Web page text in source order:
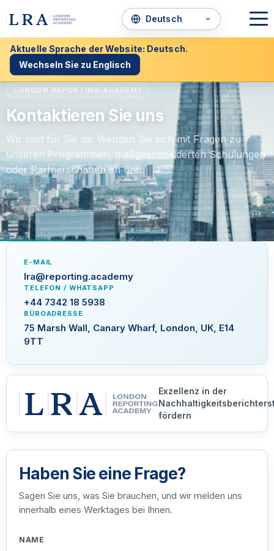
Aktuelle Sprache der Website: Deutsch.
Wechseln Sie zu Englisch
LONDON REPORTING ACADEMY
Kontaktieren Sie uns
Wir sind für Sie da. Wenden Sie sich mit Fragen zu
unseren Programmen, maßgeschneiderten Schulungen
oder Partnerschaften an uns.
E-MAIL
lra@reporting.academy
TELEFON / WHATSAPP
+44 7342 18 5938
BÜROADRESSE
75 Marsh Wall, Canary Wharf, London, UK, E14
9TT
Exzellenz in der
fördern
Haben Sie eine Frage?
Sagen Sie uns, was Sie brauchen, und wir melden uns
innerhalb eines Werktages bei Ihnen.
NAME